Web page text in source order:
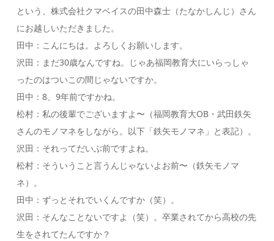
という、株式会社クマベイスの田中森士（たなかしんじ）さん
にお越しいただきました。
田中：こんにちは。よろしくお願いします。
沢田：まだ30歳なんですね。じゃあ福岡教育大にいらっしゃ
ったのはついこの間じゃないですか。
田中：8、9年前ですかね。
松村：私の後輩でございますよ〜（福岡教育大OB・武田鉄矢
さんのモノマネをしながら。以下「鉄矢モノマネ」と表記）。
沢田：それってだいぶ前ですよね。
松村：そういうこと言うんじゃないよお前〜（鉄矢モノマ
ネ）。
田中：ずっとそれでいくんですか（笑）。
沢田：そんなことないですよ（笑）。卒業されてから高校の先
生をされてたんですか？